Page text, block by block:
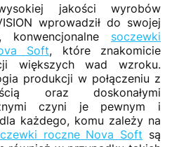
jakości wyrobów
wprowadził do swojej
soczewki
Soft, które znakomicie
większych wad wzroku.
produkcji w połączeniu z
oraz doskonałymi
czyni je pewnym i
każdego, komu zależy na
roczne Nova Soft są